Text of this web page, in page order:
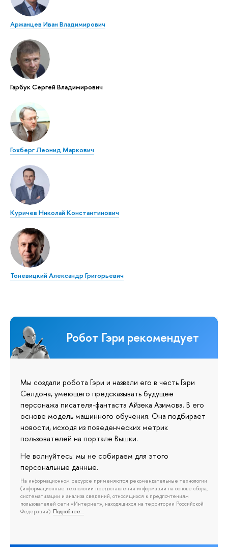
Аржанцев Иван Владимирович
Гарбук Сергей Владимирович
Гохберг Леонид Маркович
Куричев Николай Константинович
Тоневицкий Александр Григорьевич
Робот Гэри рекомендует
Мы создали робота Гэри и назвали его в честь Гэри
Селдона, умеющего предсказывать будущее
персонажа писателя-фантаста Айзека Азимова. В его
основе модель машинного обучения. Она подбирает
новости, исходя из поведенческих метрик
пользователей на портале Вышки.
Не волнуйтесь: мы не собираем для этого
персональные данные.
На информационном ресурсе применяются рекомендательные технологии
(информационные технологии предоставления информации на основе сбора,
систематизации и анализа сведений, относящихся к предпочтениям
пользователей сети «Интернет», находящихся на территории Российской
Федерации). Подробнее…